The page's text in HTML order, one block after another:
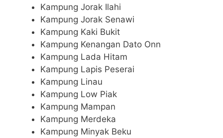
Kampung Jorak Ilahi
Kampung Jorak Senawi
Kampung Kaki Bukit
Kampung Kenangan Dato Onn
Kampung Lada Hitam
Kampung Lapis Peserai
Kampung Linau
Kampung Low Piak
Kampung Mampan
Kampung Merdeka
Kampung Minyak Beku